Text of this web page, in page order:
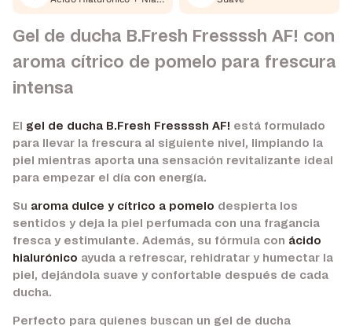
Gel de ducha B.Fresh Fressssh AF! con
aroma cítrico de pomelo para frescura
intensa
El gel de ducha B.Fresh Fressssh AF! está formulado
para llevar la frescura al siguiente nivel, limpiando la
piel mientras aporta una sensación revitalizante ideal
para empezar el día con energía.
Su aroma dulce y cítrico a pomelo despierta los
sentidos y deja la piel perfumada con una fragancia
fresca y estimulante. Además, su fórmula con ácido
hialurónico ayuda a refrescar, rehidratar y humectar la
piel, dejándola suave y confortable después de cada
ducha.
Perfecto para quienes buscan un gel de ducha